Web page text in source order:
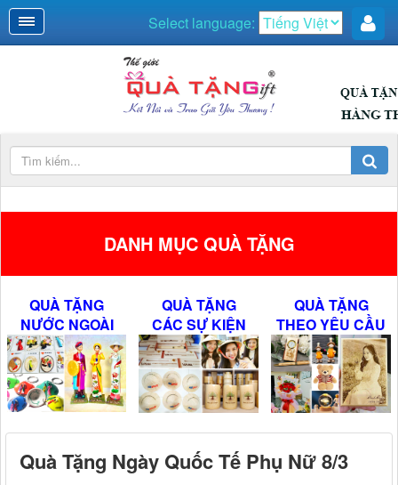
Select language:
DANH MỤC QUÀ TẶNG
QUÀ TẶNG
NƯỚC NGOÀI
QUÀ TẶNG
CÁC SỰ KIỆN
QUÀ TẶNG
THEO YÊU CẦU
Quà Tặng Ngày Quốc Tế Phụ Nữ 8/3